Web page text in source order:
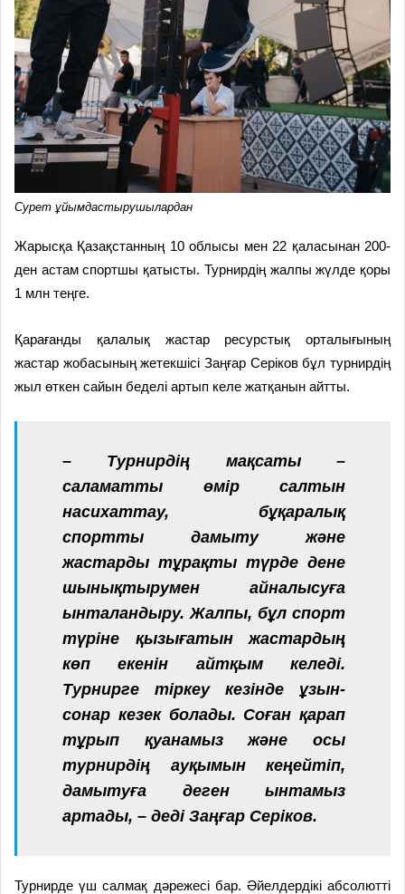
Сурет ұйымдастырушылардан
Жарысқа Қазақстанның 10 облысы мен 22 қаласынан 200-
ден астам спортшы қатысты. Турнирдің жалпы жүлде қоры
1 млн теңге.
Қарағанды қалалық жастар ресурстық орталығының
жастар жобасының жетекшісі Заңғар Серіков бұл турнирдің
жыл өткен сайын беделі артып келе жатқанын айтты.
– Турнирдің мақсаты –
саламатты өмір салтын
насихаттау, бұқаралық
спортты дамыту және
жастарды тұрақты түрде дене
шынықтырумен айналысуға
ынталандыру. Жалпы, бұл спорт
түріне қызығатын жастардың
көп екенін айтқым келеді.
Турнирге тіркеу кезінде ұзын-
сонар кезек болады. Соған қарап
тұрып қуанамыз және осы
турнирдің ауқымын кеңейтіп,
дамытуға деген ынтамыз
артады, – деді Заңғар Серіков.
Турнирде үш салмақ дәрежесі бар. Әйелдердікі абсолютті